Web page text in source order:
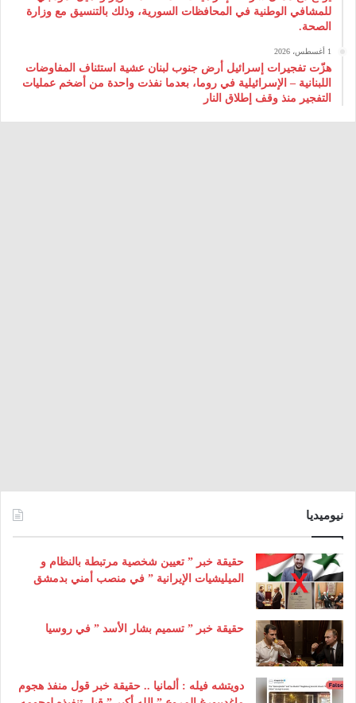
للمشافي الوطنية في المحافظات السورية، وذلك بالتنسيق مع وزارة
الصحة.
1 أغسطس، 2026
هزّت تفجيرات إسرائيل أرض جنوب لبنان عشية استئناف المفاوضات
اللبنانية – الإسرائيلية في روما، بعدما نفذت واحدة من أضخم عمليات
التفجير منذ وقف إطلاق النار
نيوميديا
حقيقة خبر ” تعيين شخصية مرتبطة بالنظام و
الميليشيات الإيرانية ” في منصب أمني بدمشق
حقيقة خبر ” تسميم بشار الأسد ” في روسيا
دويتشه فيله : ألمانيا .. حقيقة خبر قول منفذ هجوم